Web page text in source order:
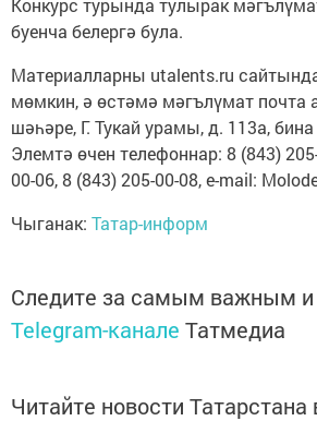
Конкурс турында тулырак
буенча белергә була.
Материалларны utalents.ru
мөмкин, ә өстәмә мәгълүмат почта
шәһәре, Г. Тукай урамы, д. 113а, бина
Элемтә өчен телефоннар: 8 (843)
00-06, 8 (843) 205-00-08, e-mail:
Чыганак: Татар-информ
Следите за самым важным
Telegram-канале Татмедиа
Читайте новости Татарстана